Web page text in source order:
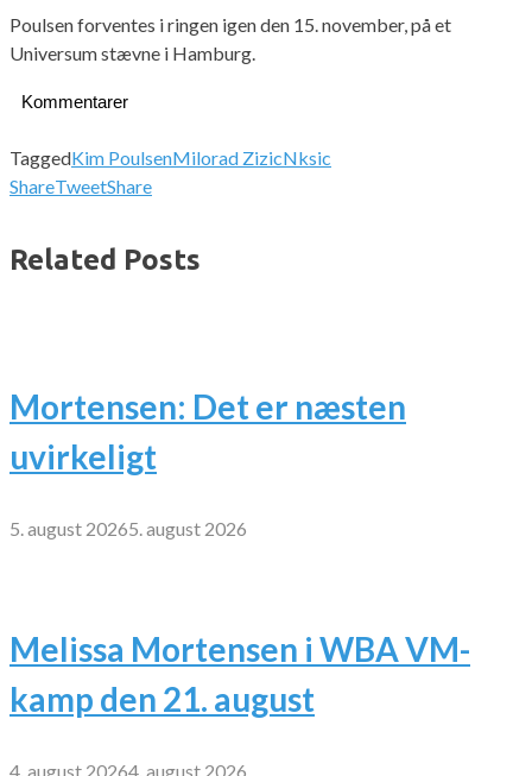
Poulsen forventes i ringen igen den 15. november, på et
Universum stævne i Hamburg.
Kommentarer
TaggedKim PoulsenMilorad ZizicNksic
ShareTweetShare
Related Posts
Mortensen: Det er næsten
uvirkeligt
5. august 20265. august 2026
Melissa Mortensen i WBA VM-
kamp den 21. august
4. august 20264. august 2026